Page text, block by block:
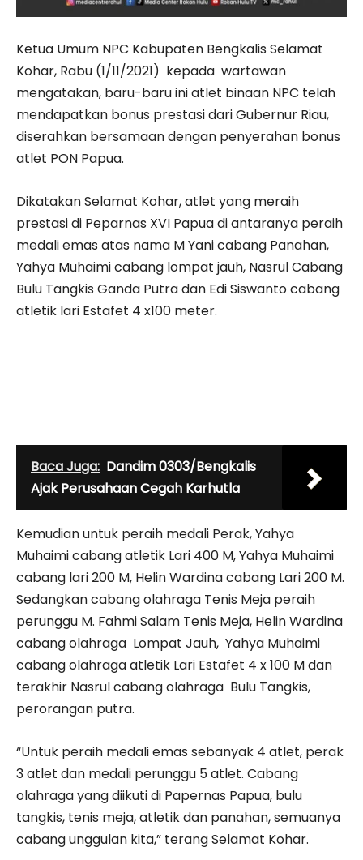
Ketua Umum NPC Kabupaten Bengkalis Selamat
Kohar, Rabu (1/11/2021) kepada wartawan
mengatakan, baru-baru ini atlet binaan NPC telah
mendapatkan bonus prestasi dari Gubernur Riau,
diserahkan bersamaan dengan penyerahan bonus
atlet PON Papua.
Dikatakan Selamat Kohar, atlet yang meraih
prestasi di Peparnas XVI Papua diantaranya peraih
medali emas atas nama M Yani cabang Panahan,
Yahya Muhaimi cabang lompat jauh, Nasrul Cabang
Bulu Tangkis Ganda Putra dan Edi Siswanto cabang
atletik lari Estafet 4 x100 meter.
Baca Juga: Dandim 0303/Bengkalis
Ajak Perusahaan Cegah Karhutla
Kemudian untuk peraih medali Perak, Yahya
Muhaimi cabang atletik Lari 400 M, Yahya Muhaimi
cabang lari 200 M, Helin Wardina cabang Lari 200 M.
Sedangkan cabang olahraga Tenis Meja peraih
perunggu M. Fahmi Salam Tenis Meja, Helin Wardina
cabang olahraga Lompat Jauh, Yahya Muhaimi
cabang olahraga atletik Lari Estafet 4 x 100 M dan
terakhir Nasrul cabang olahraga Bulu Tangkis,
perorangan putra.
“Untuk peraih medali emas sebanyak 4 atlet, perak
3 atlet dan medali perunggu 5 atlet. Cabang
olahraga yang diikuti di Papernas Papua, bulu
tangkis, tenis meja, atletik dan panahan, semuanya
cabang unggulan kita,” terang Selamat Kohar.